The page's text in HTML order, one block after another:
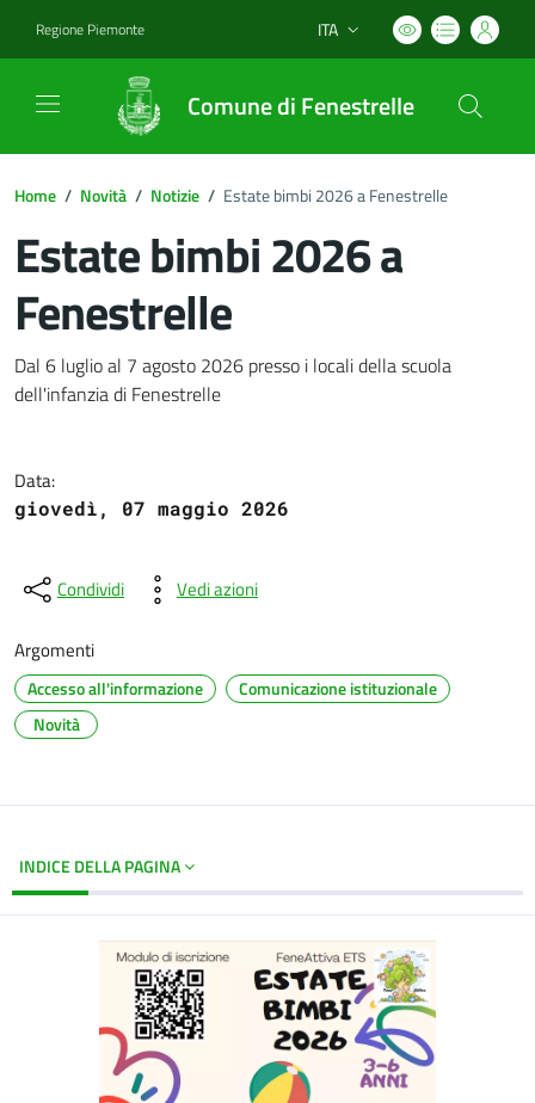
Regione Piemonte Lingua attiva:
ITA
Comune di Fenestrelle
Home / Novità / Notizie / Estate bimbi 2026 a Fenestrelle
Estate bimbi 2026 a
Fenestrelle
Dettagli del documento
Dal 6 luglio al 7 agosto 2026 presso i locali della scuola
dell'infanzia di Fenestrelle
Data:
giovedì, 07 maggio 2026
Condividi Vedi azioni
Argomenti
Accesso all'informazione
Comunicazione istituzionale
Novità
INDICE DELLA PAGINA